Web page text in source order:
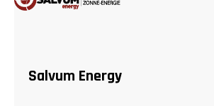
Salvum Energy